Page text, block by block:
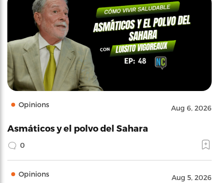
Opinions Aug 6, 2026
Asmáticos y el polvo del Sahara
0
Opinions Aug 5, 2026